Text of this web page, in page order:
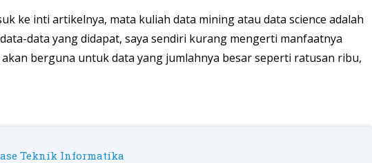
ke inti artikelnya, mata kuliah data mining atau data science adalah
data yang didapat, saya sendiri kurang mengerti manfaatnya
berguna untuk data yang jumlahnya besar seperti ratusan ribu,
Teknik Informatika